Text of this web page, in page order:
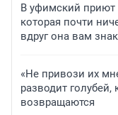
В уфимский приют
которая почти
вдруг она вам
«Не привози их
разводит
возвращаются